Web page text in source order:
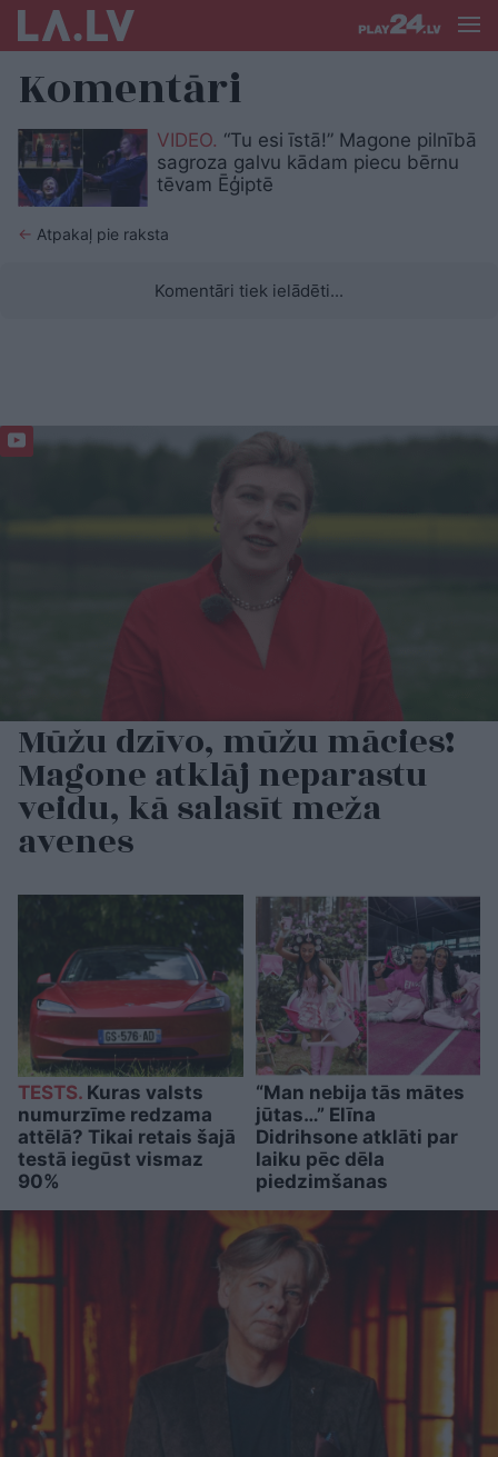
Komentāri
VIDEO. “Tu esi īstā!” Magone pilnībā
sagroza galvu kādam piecu bērnu
tēvam Ēģiptē
← Atpakaļ pie raksta
Komentāri tiek ielādēti...
Mūžu dzīvo, mūžu mācies!
Magone atklāj neparastu
veidu, kā salasīt meža
avenes
TESTS. Kuras valsts
numurzīme redzama
attēlā? Tikai retais šajā
testā iegūst vismaz
90%
“Man nebija tās mātes
jūtas…” Elīna
Didrihsone atklāti par
laiku pēc dēla
piedzimšanas